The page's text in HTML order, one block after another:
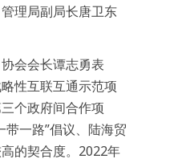
理局副局长唐卫东
会会长谭志勇表
性互联互通示范项
个政府间合作项
带一路”倡议、陆海贸
的契合度。2022年